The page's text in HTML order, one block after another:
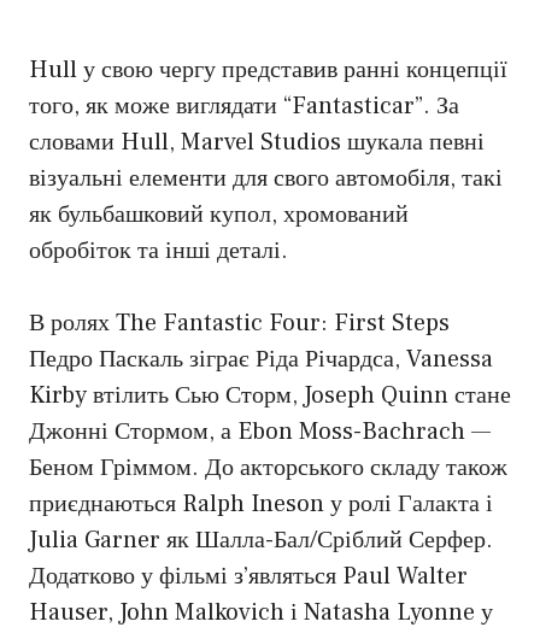
Hull у свою чергу представив ранні концепції
того, як може виглядати “Fantasticar”. За
словами Hull, Marvel Studios шукала певні
візуальні елементи для свого автомобіля, такі
як бульбашковий купол, хромований
обробіток та інші деталі.
В ролях The Fantastic Four: First Steps
Педро Паскаль зіграє Ріда Річардса, Vanessa
Kirby втілить Сью Сторм, Joseph Quinn стане
Джонні Стормом, а Ebon Moss-Bachrach —
Беном Гріммом. До акторського складу також
приєднаються Ralph Ineson у ролі Галакта і
Julia Garner як Шалла-Бал/Сріблий Серфер.
Додатково у фільмі з’являться Paul Walter
Hauser, John Malkovich і Natasha Lyonne у